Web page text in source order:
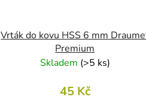
Vrták do kovu HSS 6 mm
Premium
Skladem (>5 ks)
45 Kč